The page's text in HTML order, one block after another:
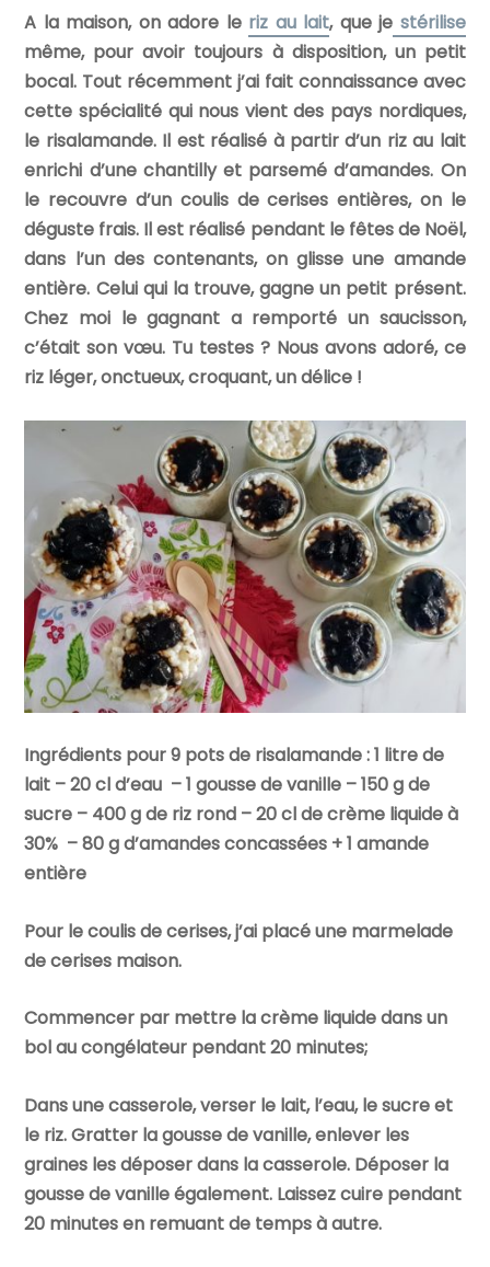
A la maison, on adore le riz au lait, que je stérilise
même, pour avoir toujours à disposition, un petit
bocal. Tout récemment j’ai fait connaissance avec
cette spécialité qui nous vient des pays nordiques,
le risalamande. Il est réalisé à partir d’un riz au lait
enrichi d’une chantilly et parsemé d’amandes. On
le recouvre d’un coulis de cerises entières, on le
déguste frais. Il est réalisé pendant le fêtes de Noël,
dans l’un des contenants, on glisse une amande
entière. Celui qui la trouve, gagne un petit présent.
Chez moi le gagnant a remporté un saucisson,
c’était son vœu. Tu testes ? Nous avons adoré, ce
riz léger, onctueux, croquant, un délice !
Ingrédients pour 9 pots de risalamande : 1 litre de
lait – 20 cl d’eau – 1 gousse de vanille – 150 g de
sucre – 400 g de riz rond – 20 cl de crème liquide à
30% – 80 g d’amandes concassées + 1 amande
entière
Pour le coulis de cerises, j’ai placé une marmelade
de cerises maison.
Commencer par mettre la crème liquide dans un
bol au congélateur pendant 20 minutes;
Dans une casserole, verser le lait, l’eau, le sucre et
le riz. Gratter la gousse de vanille, enlever les
graines les déposer dans la casserole. Déposer la
gousse de vanille également. Laissez cuire pendant
20 minutes en remuant de temps à autre.